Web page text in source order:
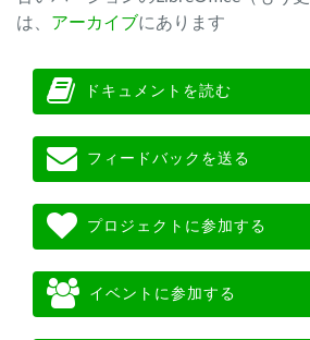
は、 アーカイブにあります
ドキュメントを読む
フィードバックを送る
プロジェクトに参加する
イベントに参加する